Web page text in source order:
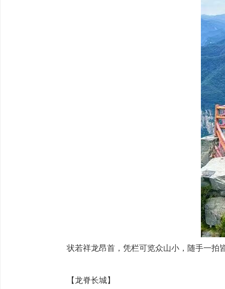
状若祥龙昂首，凭栏可览众山小，随手一拍
【‌龙脊长城】